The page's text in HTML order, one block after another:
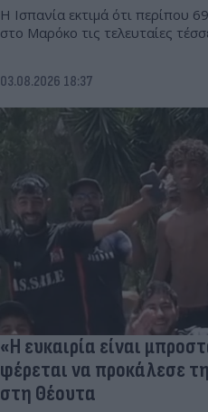
Η Ισπανία εκτιμά ότι περίπου
στο Μαρόκο τις τελευταίες
03.08.2026 18:37
«Η ευκαιρία είναι
φέρεται να προκάλεσε
στη Θέουτα